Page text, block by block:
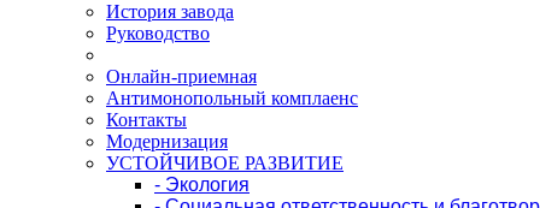
История завода
Руководство
Онлайн-приемная
Антимонопольный комплаенс
Контакты
Модернизация
УСТОЙЧИВОЕ РАЗВИТИЕ
- Экология